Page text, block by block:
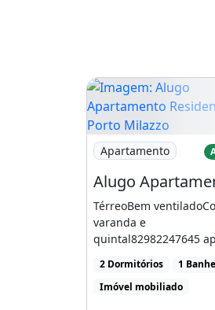
Imagem: Alugo
Apartamento
TérreoBem
varanda e
quintal82982247645
MOBILIADO
2 Dormitórios
1
Imóvel mobiliado